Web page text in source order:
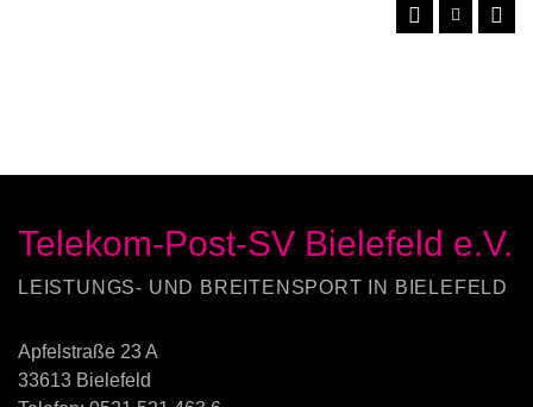
Telekom-Post-SV Bielefeld e.V.
LEISTUNGS- UND BREITENSPORT IN BIELEFELD
Apfelstraße 23 A
33613 Bielefeld